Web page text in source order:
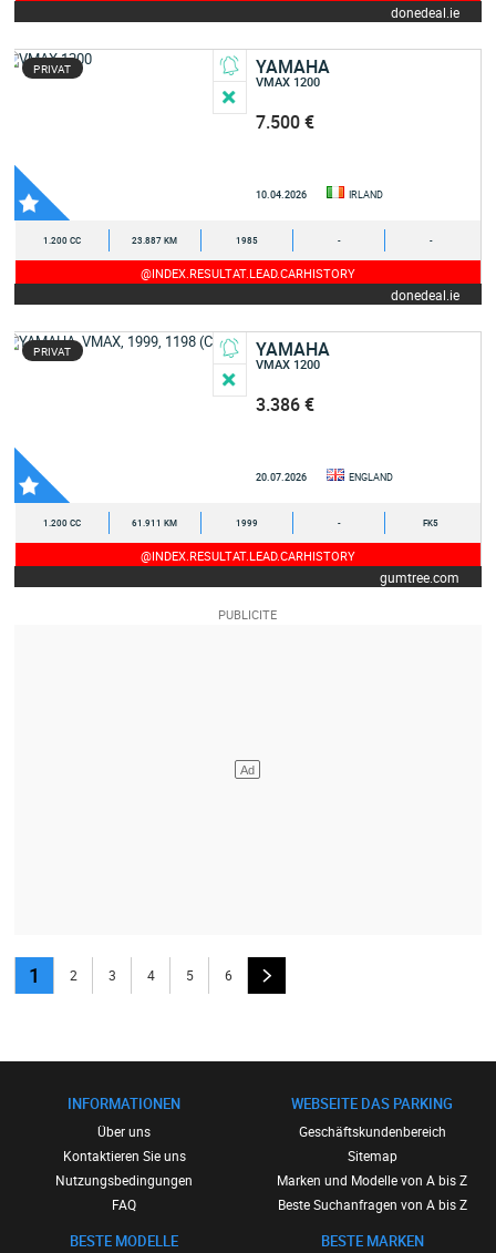
donedeal.ie
PRIVAT YAMAHA
VMAX 1200
7.500 €
10.04.2026 IRLAND
1.200 CC 23.887 KM 1985 - -
@INDEX.RESULTAT.LEAD.CARHISTORY
donedeal.ie
PRIVAT YAMAHA
VMAX 1200
3.386 €
20.07.2026 ENGLAND
1.200 CC 61.911 KM 1999 - FK5
@INDEX.RESULTAT.LEAD.CARHISTORY
gumtree.com
1 2 3 4 5 6
INFORMATIONEN
Über uns
Kontaktieren Sie uns
Nutzungsbedingungen
FAQ
BESTE MODELLE
WEBSEITE DAS PARKING
Geschäftskundenbereich
Sitemap
Marken und Modelle von A bis Z
Beste Suchanfragen von A bis Z
BESTE MARKEN